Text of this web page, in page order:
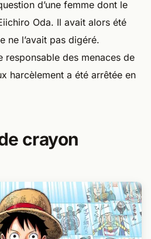
d’une femme dont le
Oda. Il avait alors été
ne l’avait pas digéré.
responsable des menaces de
harcèlement a été arrêtée en
crayon